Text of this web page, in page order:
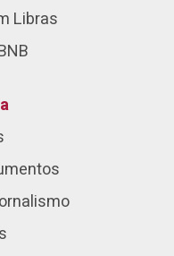
Libras